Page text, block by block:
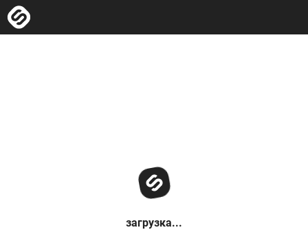
загрузка...